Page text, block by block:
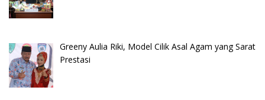
Greeny Aulia Riki, Model Cilik Asal Agam yang Sarat
Prestasi